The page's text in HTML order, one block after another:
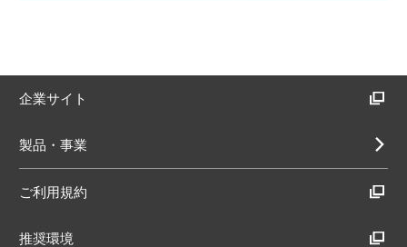
企業サイト
製品・事業
ご利用規約
推奨環境